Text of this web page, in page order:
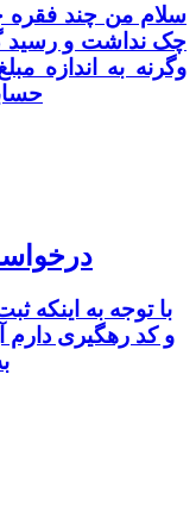
سلام من چند
چک نداشت و رسید
وگرنه به اندازه
با توجه به اینکه
و کد رهگیری دارم